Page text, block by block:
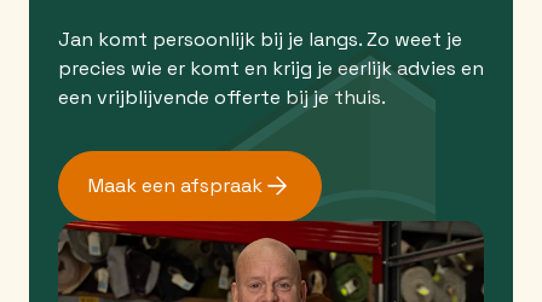
Jan komt persoonlijk bij je langs. Zo weet je
precies wie er komt en krijg je eerlijk advies en
een vrijblijvende offerte bij je thuis.
Maak een afspraak